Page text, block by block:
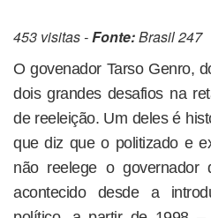
453 visitas -Fonte:Brasil 247
O govenador Tarso Genro,
dois grandes desafios na
de reeleição. Um deles é
que diz que o politizado e
não reelege o
acontecido desde a